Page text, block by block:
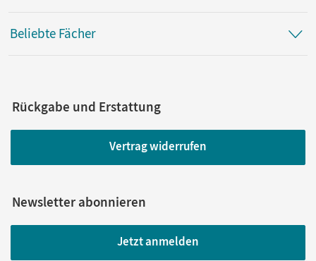
Beliebte Fächer
Rückgabe und Erstattung
Vertrag widerrufen
Newsletter abonnieren
Jetzt anmelden